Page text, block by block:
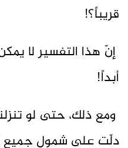
قريباً؟!
إنّ هذا التفسير لا
أبداً!
ومع ذلك، حتى لو
دلّت على شمول جميع